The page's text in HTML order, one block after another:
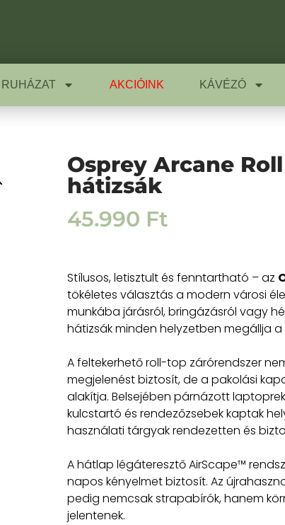
RUHÁZAT AKCIÓINK KÁVÉZÓ
Osprey Arcane
hátizsák
45.990 Ft
Stílusos, letisztult és fenntartható – az
tökéletes választás a modern városi
munkába járásról, bringázásról vagy
hátizsák minden helyzetben megállja a
A feltekerhető roll-top zárórendszer
megjelenést biztosít, de a pakolási
alakítja. Belsejében párnázott
kulcstartó és rendezőzsebek kaptak
használati tárgyak rendezetten és
A hátlap légáteresztő AirScape™
napos kényelmet biztosít. Az
pedig nemcsak strapabírók, hanem
jelentenek.